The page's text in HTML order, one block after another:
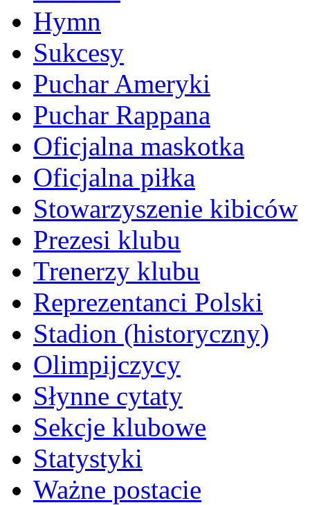
Hymn
Sukcesy
Puchar Ameryki
Puchar Rappana
Oficjalna maskotka
Oficjalna piłka
Stowarzyszenie kibiców
Prezesi klubu
Trenerzy klubu
Reprezentanci Polski
Stadion (historyczny)
Olimpijczycy
Słynne cytaty
Sekcje klubowe
Statystyki
Ważne postacie